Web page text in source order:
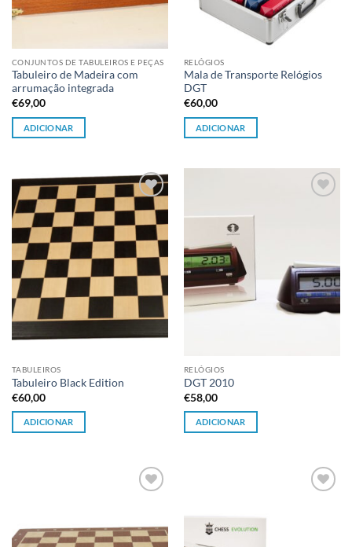
CONJUNTOS DE TABULEIROS E PEÇAS
Tabuleiro de Madeira com
arrumação integrada
€69,00
ADICIONAR
RELÓGIOS
Mala de Transporte Relógios
DGT
€60,00
ADICIONAR
Adicionar
à lista de
desejos
TABULEIROS
Tabuleiro Black Edition
€60,00
ADICIONAR
RELÓGIOS
DGT 2010
€58,00
ADICIONAR
desejos